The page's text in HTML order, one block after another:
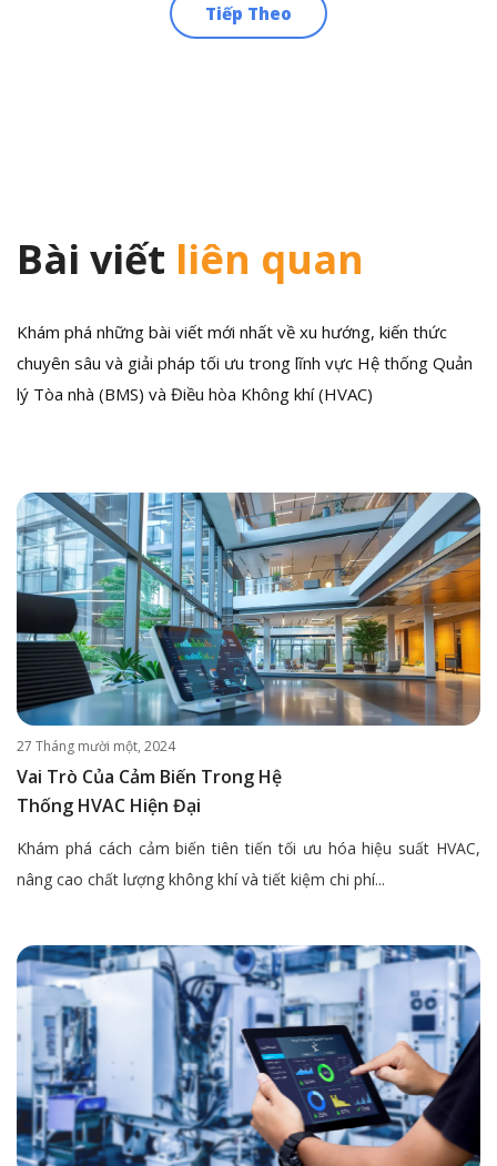
Tiếp Theo
Bài viết liên quan
Khám phá những bài viết mới nhất về xu hướng, kiến thức
chuyên sâu và giải pháp tối ưu trong lĩnh vực Hệ thống Quản
lý Tòa nhà (BMS) và Điều hòa Không khí (HVAC)
27 Tháng mười một, 2024
Vai Trò Của Cảm Biến Trong Hệ
Thống HVAC Hiện Đại
Khám phá cách cảm biến tiên tiến tối ưu hóa hiệu suất HVAC,
nâng cao chất lượng không khí và tiết kiệm chi phí...